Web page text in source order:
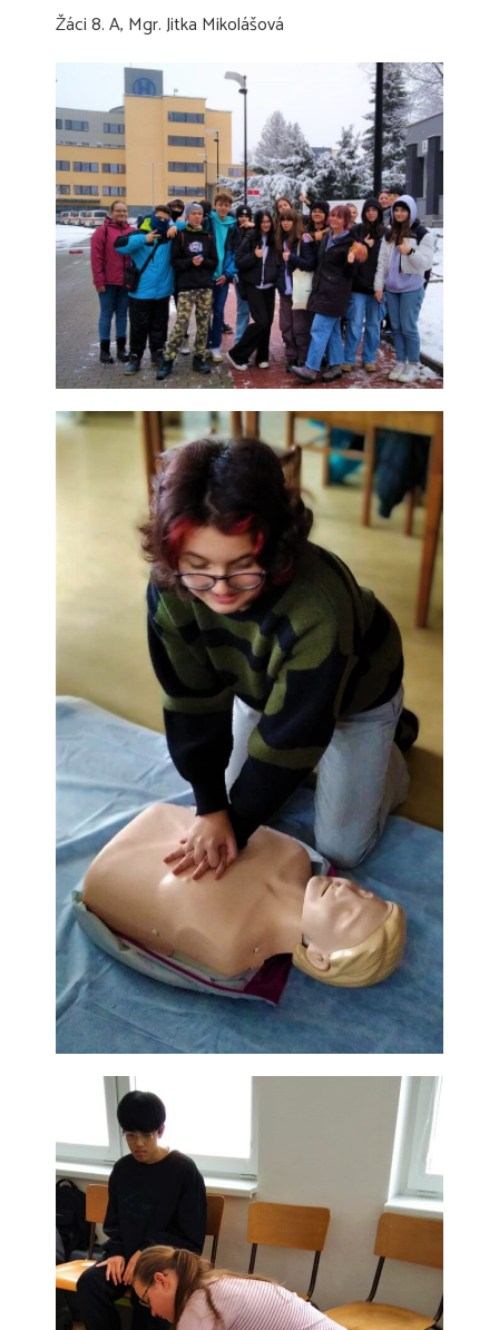
Žáci 8. A, Mgr. Jitka Mikolášová